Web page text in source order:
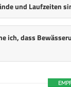
und Laufzeiten
ich, dass